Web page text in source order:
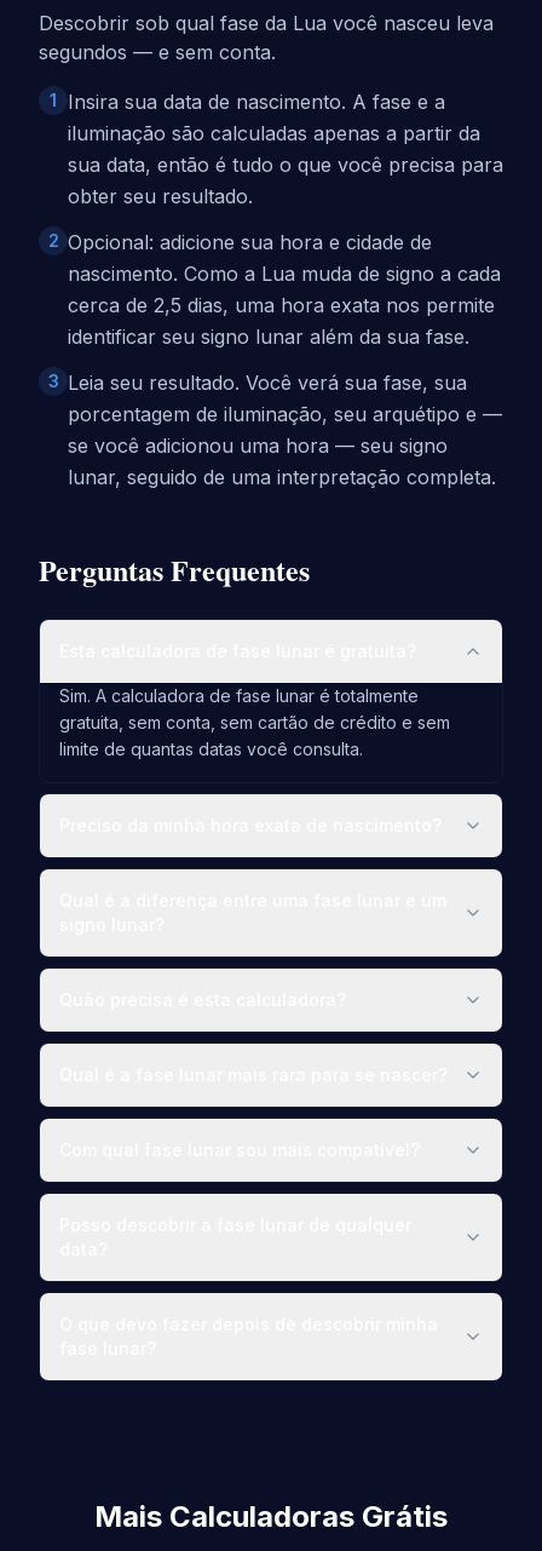
Descobrir sob qual fase da Lua você nasceu leva
segundos — e sem conta.
1
Insira sua data de nascimento. A fase e a
iluminação são calculadas apenas a partir da
sua data, então é tudo o que você precisa para
obter seu resultado.
2 Opcional: adicione sua hora e cidade de
nascimento. Como a Lua muda de signo a cada
cerca de 2,5 dias, uma hora exata nos permite
identificar seu signo lunar além da sua fase.
3 Leia seu resultado. Você verá sua fase, sua
porcentagem de iluminação, seu arquétipo e —
se você adicionou uma hora — seu signo
lunar, seguido de uma interpretação completa.
Perguntas Frequentes
Sim. A calculadora de fase lunar é totalmente
gratuita, sem conta, sem cartão de crédito e sem
limite de quantas datas você consulta.
Mais Calculadoras Grátis